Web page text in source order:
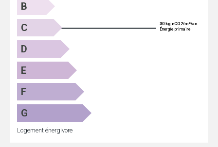
B
C
30 kg eCO2/m²/an
Énergie primaire
D
E
F
G
Logement énergivore